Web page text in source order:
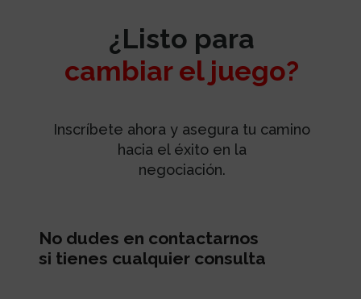
¿Listo para
cambiar el juego?
Inscríbete ahora y asegura tu camino
hacia el éxito en la
negociación.
No dudes en contactarnos
si tienes cualquier consulta